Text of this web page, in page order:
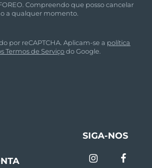
Compreendo que posso cancelar
a qualquer momento.
por reCAPTCHA. Aplicam-se a política
Termos de Serviçodo Google.
SIGA-NOS